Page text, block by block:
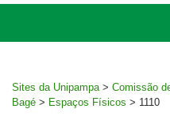
Sites da Unipampa > Comissão
Bagé > Espaços Físicos > 1110